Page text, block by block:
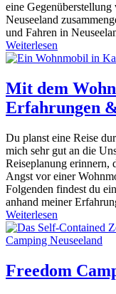
eine
Neuseeland
und Fahren in
Weiterlesen
Mit dem
Erfahrungen
Du planst eine Reise
mich sehr gut an die
Reiseplanung erinnern,
Angst vor einer
Folgenden findest du
anhand meiner
Weiterlesen
Freedom